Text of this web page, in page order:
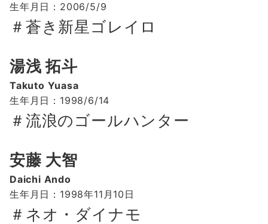
生年月日：2006/5/9
＃蒼き新星ゴレイロ
湯浅 拓斗
Takuto Yuasa
生年月日：1998/6/14
＃流浪のゴールハンター
安藤 大智
Daichi Ando
生年月日：1998年11月10日
＃ネオ・ダイナモ